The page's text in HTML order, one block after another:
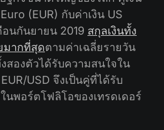
(EUR) กับค่าเงิน US
อนกันยายน 2019 สกุลเงินทั้ง
มากที่สุดตามค่าเฉลี่ยรายวัน
สองตัวได้รับความสนใจใน
USD จึงเป็นคู่ที่ได้รับ
พอร์ตโฟลิโอของเทรดเดอร์